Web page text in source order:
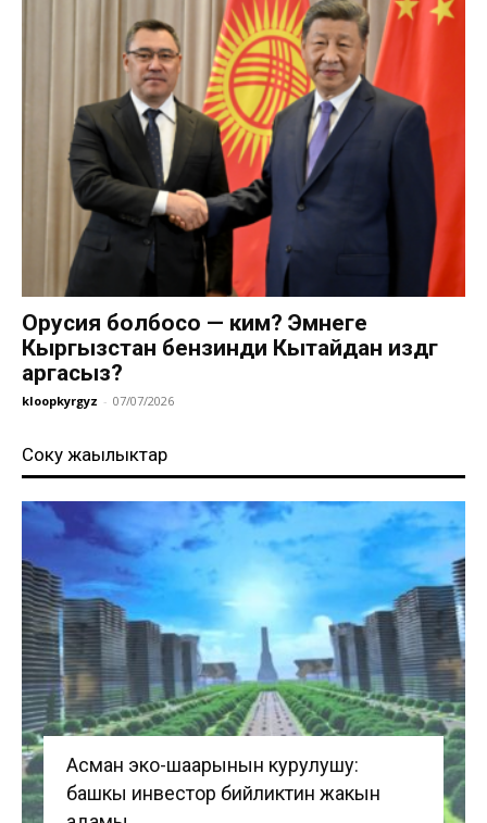
Орусия болбосо — ким? Эмнеге
Кыргызстан бензинди Кытайдан издөөгө
аргасыз?
kloopkyrgyz - 07/07/2026
Соңку жаңылыктар
Асман эко-шаарынын курулушу:
башкы инвестор бийликтин жакын